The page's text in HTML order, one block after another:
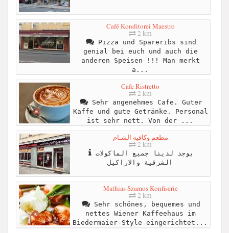
Café Konditorei Maestro
2 km
Pizza und Spareribs sind
genial bei euch und auch die
anderen Speisen !!! Man merkt
a...
Cafe Ristretto
2 km
Sehr angenehmes Cafe. Guter
Kaffe und gute Getränke. Personal
ist sehr nett. Von der ...
مطعم وكافيه الشـام
2 km
يوجد لدينا جميع الماكولات
الشرقية والاراكيل
Mathias Szamos Konfiserie
2 km
Sehr schönes, bequemes und
nettes Wiener Kaffeehaus im
Biedermaier-Style eingerichtet...